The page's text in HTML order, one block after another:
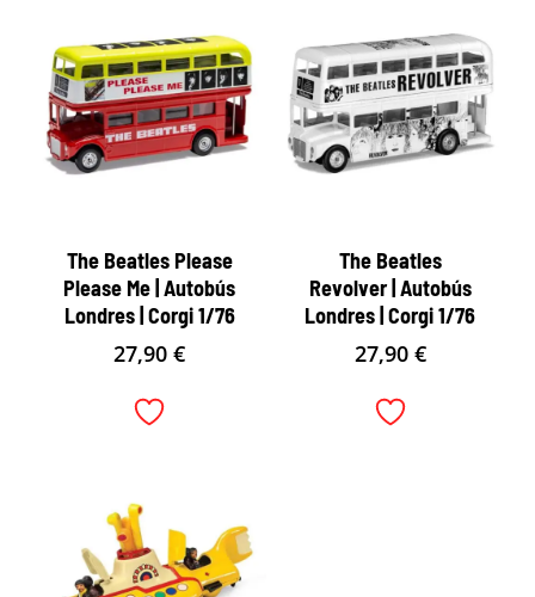
The Beatles Please
Please Me | Autobús
Londres | Corgi 1/76
27,90€
The Beatles
Revolver | Autobús
Londres | Corgi 1/76
27,90 €